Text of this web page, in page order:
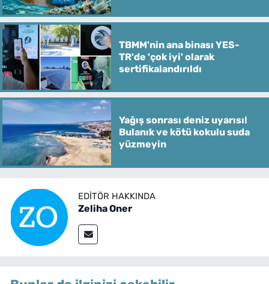
TBMM'nin ana binası YES-
TR'de 'çok iyi' olarak
sertifikalandırıldı
Yağış sonrası deniz uyarısı!
Bulanık ve kötü kokulu suda
yüzmeyin
EDITÖR HAKKINDA
Zeliha Oner